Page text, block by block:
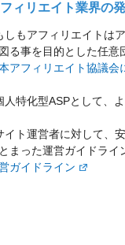
ィリエイト業界の
しもアフィリエイトは
る事を目的とした任意
アフィリエイト協議会
人特化型ASPとして、
イト運営者に対して、
まった運営ガイドライ
ガイドライン